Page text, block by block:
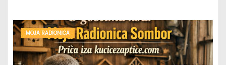
MOJA RADIONICA